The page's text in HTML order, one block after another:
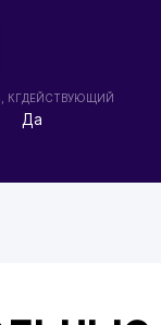
КГДЕЙСТВУЮЩИЙ
Да